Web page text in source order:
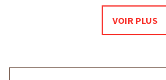
VOIR PLUS